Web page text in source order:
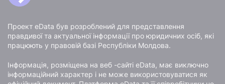
Проект eData був розроблений для представлення
правдивої та актуальної інформації про юридичних осіб, які
працюють у правовій базі Республіки Молдова.
Інформація, розміщена на веб -сайті eData, має виключно
інформаційний характер і не може використовуватися як